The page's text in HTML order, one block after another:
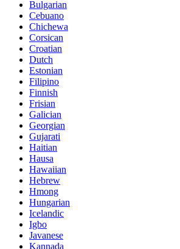
Bulgarian
Cebuano
Chichewa
Corsican
Croatian
Dutch
Estonian
Filipino
Finnish
Frisian
Galician
Georgian
Gujarati
Haitian
Hausa
Hawaiian
Hebrew
Hmong
Hungarian
Icelandic
Igbo
Javanese
Kannada